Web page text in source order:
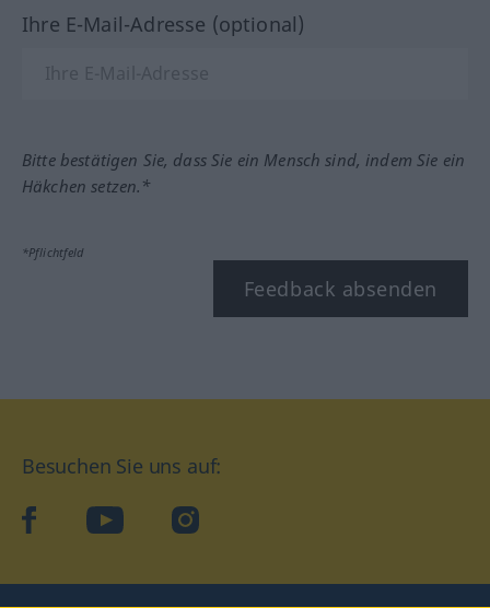
Ihre E-Mail-Adresse (optional)
Bitte bestätigen Sie, dass Sie ein Mensch sind, indem Sie ein
Häkchen setzen.*
*Pflichtfeld
Feedback absenden
Besuchen Sie uns auf:
facebookYouTube Instagram